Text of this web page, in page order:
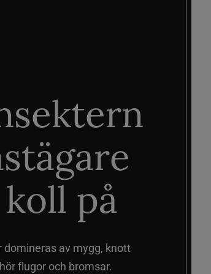
på
domineras av mygg, knott
flugor och bromsar.